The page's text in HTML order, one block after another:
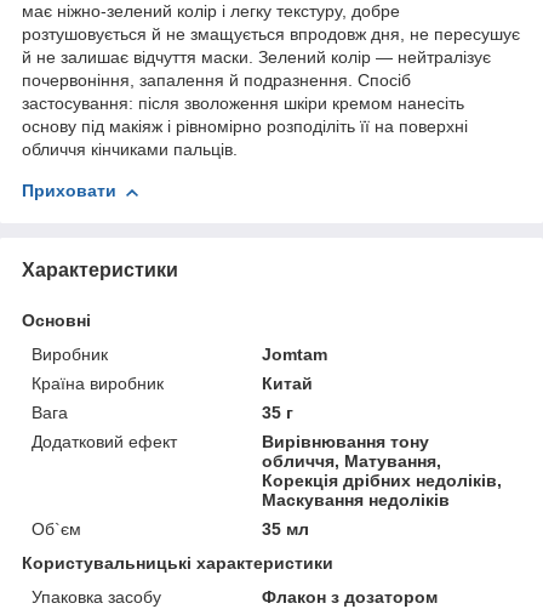
має ніжно-зелений колір і легку текстуру, добре
розтушовується й не змащується впродовж дня, не пересушує
й не залишає відчуття маски. Зелений колір — нейтралізує
почервоніння, запалення й подразнення. Спосіб
застосування: після зволоження шкіри кремом нанесіть
основу під макіяж і рівномірно розподіліть її на поверхні
обличчя кінчиками пальців.
Приховати
Характеристики
Основні
Виробник
Jomtam
Країна виробник
Китай
Вага
35 г
Додатковий ефект
Вирівнювання тону
обличчя, Матування,
Корекція дрібних недоліків,
Маскування недоліків
Об`єм
35 мл
Користувальницькі характеристики
Упаковка засобу
Флакон з дозатором